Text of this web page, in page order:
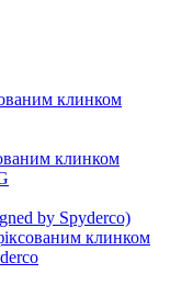
клинком
клинком
by Spyderco)
клинком